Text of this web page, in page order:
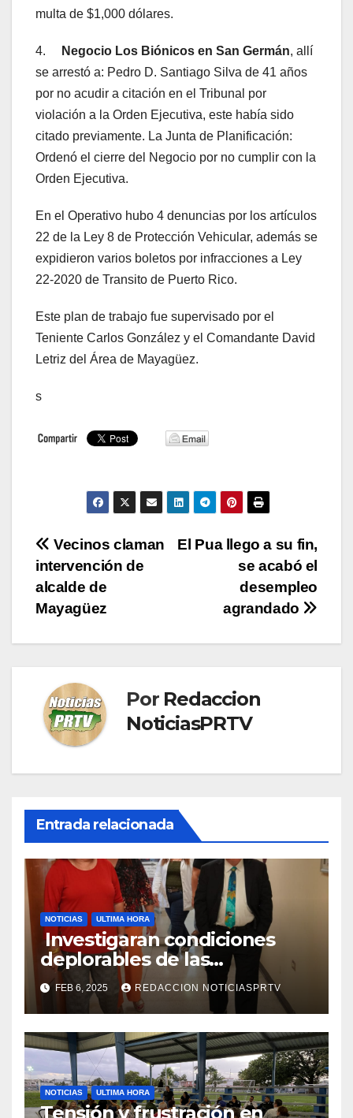
multa de $1,000 dólares.
4. Negocio Los Biónicos en San Germán, allí
se arrestó a: Pedro D. Santiago Silva de 41 años
por no acudir a citación en el Tribunal por
violación a la Orden Ejecutiva, este había sido
citado previamente. La Junta de Planificación:
Ordenó el cierre del Negocio por no cumplir con la
Orden Ejecutiva.
En el Operativo hubo 4 denuncias por los artículos
22 de la Ley 8 de Protección Vehicular, además se
expidieron varios boletos por infracciones a Ley
22-2020 de Transito de Puerto Rico.
Este plan de trabajo fue supervisado por el
Teniente Carlos González y el Comandante David
Letriz del Área de Mayagüez.
s
Navegación
de
entradas
El Pua llego a su fin,
se acabó el
desempleo
agrandado
Vecinos claman
intervención de
alcalde de
Mayagüez
Por Redaccion
NoticiasPRTV
Entrada relacionada
NOTICIAS ULTIMA HORA
Investigaran condiciones
deplorables de las
facilidades el Departamento
de la Salud en Mayagüez
FEB 6, 2025 REDACCION NOTICIASPRTV
NOTICIAS ULTIMA HORA
Tensión y frustración en